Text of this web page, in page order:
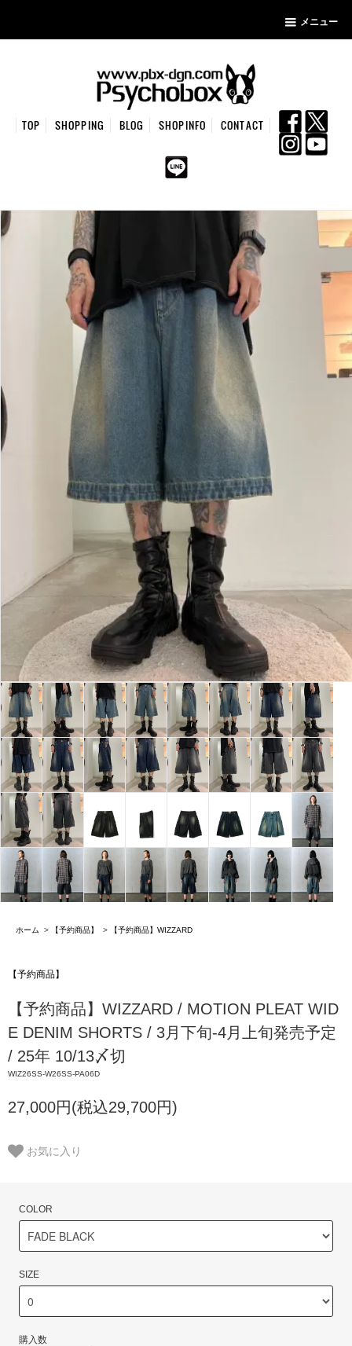
メニュー
TOP SHOPPING BLOG SHOPINFO CONTACT
ホーム > 【予約商品】 > 【予約商品】WIZZARD
【予約商品】
【予約商品】WIZZARD / MOTION PLEAT WID
E DENIM SHORTS / 3月下旬-4月上旬発売予定
/ 25年 10/13〆切
WIZ26SS-W26SS-PA06D
27,000円(税込29,700円)
お気に入り
COLOR
SIZE
購入数